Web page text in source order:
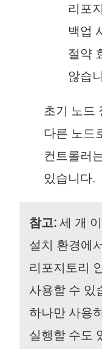
리포
백업
절약
않습
초기 노드
다른 노드
컨트롤러
있습니다.
참고: 세 개
설치 환경에
리포지토리
사용할 수 있
하나만 사용
실행할 수도